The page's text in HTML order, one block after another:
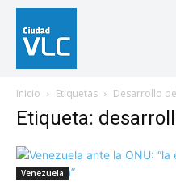
Inicio Etiquetas Desarrollo
Etiqueta:
Venezuela